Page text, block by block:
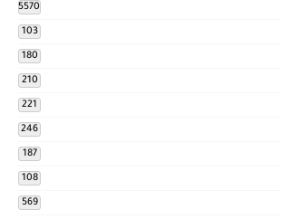
5570
103
180
210
221
246
187
108
569